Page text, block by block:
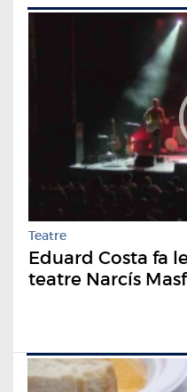
Teatre
Eduard Costa fa
teatre Narcís